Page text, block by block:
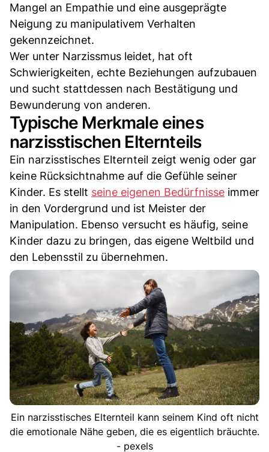
Mangel an Empathie und eine ausgeprägte
Neigung zu manipulativem Verhalten
gekennzeichnet.
Wer unter Narzissmus leidet, hat oft
Schwierigkeiten, echte Beziehungen aufzubauen
und sucht stattdessen nach Bestätigung und
Bewunderung von anderen.
Typische Merkmale eines
narzisstischen Elternteils
Ein narzisstisches Elternteil zeigt wenig oder gar
keine Rücksichtnahme auf die Gefühle seiner
Kinder. Es stellt seine eigenen Bedürfnisse immer
in den Vordergrund und ist Meister der
Manipulation. Ebenso versucht es häufig, seine
Kinder dazu zu bringen, das eigene Weltbild und
den Lebensstil zu übernehmen.
Ein narzisstisches Elternteil kann seinem Kind oft nicht
die emotionale Nähe geben, die es eigentlich bräuchte.
- pexels